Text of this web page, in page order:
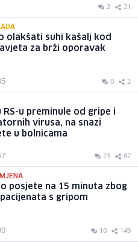
2 21
olakšati suhi kašalj kod
za brži oporavak
0 2
u preminule od gripe i
virusa, na snazi
u bolnicama
23 82
posjete na 15 minuta zbog
s gripom
10 149